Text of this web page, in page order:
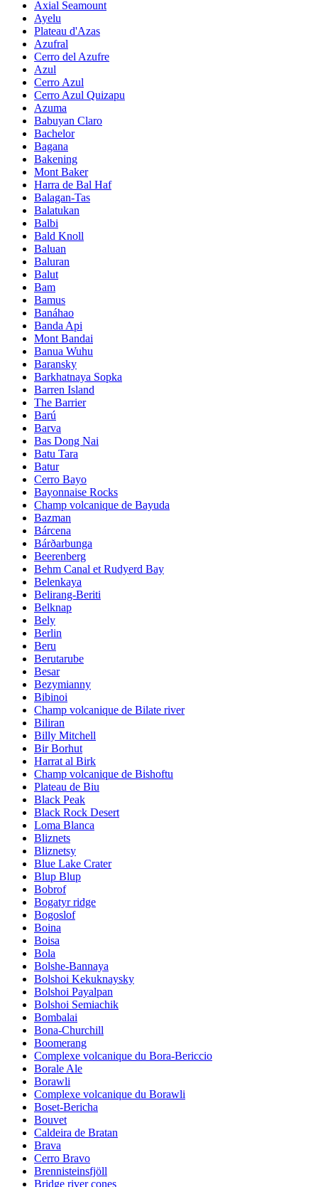
Axial Seamount
Ayelu
Plateau d'Azas
Azufral
Cerro del Azufre
Azul
Cerro Azul
Cerro Azul Quizapu
Azuma
Babuyan Claro
Bachelor
Bagana
Bakening
Mont Baker
Harra de Bal Haf
Balagan-Tas
Balatukan
Balbi
Bald Knoll
Baluan
Baluran
Balut
Bam
Bamus
Banáhao
Banda Api
Mont Bandai
Banua Wuhu
Baransky
Barkhatnaya Sopka
Barren Island
The Barrier
Barú
Barva
Bas Dong Nai
Batu Tara
Batur
Cerro Bayo
Bayonnaise Rocks
Champ volcanique de Bayuda
Bazman
Bárcena
Bárðarbunga
Beerenberg
Behm Canal et Rudyerd Bay
Belenkaya
Belirang-Beriti
Belknap
Bely
Berlin
Beru
Berutarube
Besar
Bezymianny
Bibinoi
Champ volcanique de Bilate river
Biliran
Billy Mitchell
Bir Borhut
Harrat al Birk
Champ volcanique de Bishoftu
Plateau de Biu
Black Peak
Black Rock Desert
Loma Blanca
Bliznets
Bliznetsy
Blue Lake Crater
Blup Blup
Bobrof
Bogatyr ridge
Bogoslof
Boina
Boisa
Bola
Bolshe-Bannaya
Bolshoi Kekuknaysky
Bolshoi Payalpan
Bolshoi Semiachik
Bombalai
Bona-Churchill
Boomerang
Complexe volcanique du Bora-Bericcio
Borale Ale
Borawli
Complexe volcanique du Borawli
Boset-Bericha
Bouvet
Caldeira de Bratan
Brava
Cerro Bravo
Brennisteinsfjöll
Bridge river cones